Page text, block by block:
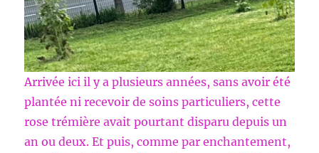
Arrivée ici il y a plusieurs années, sans avoir été
plantée ni recevoir de soins particuliers, cette
rose trémière avait pourtant disparu depuis un
an ou deux. Et puis, comme par enchantement,